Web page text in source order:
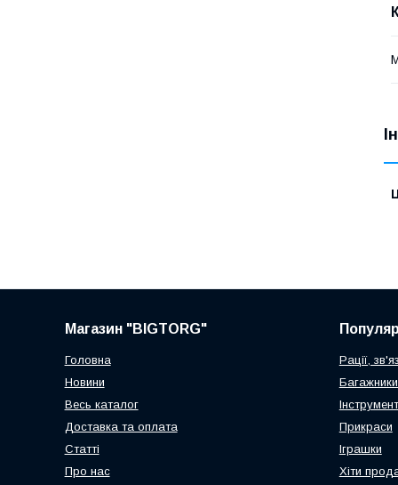
Магазин "BIGTORG"
Головна
Новини
Весь каталог
Доставка та оплата
Статті
Про нас
Рації,
Прикраси
Іграшки
Хіти